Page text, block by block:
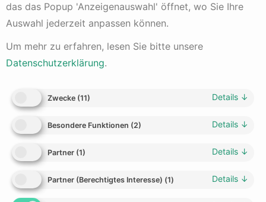
Inflation
Das Unternehmen erzielte in dem betrachteten Zeitraum
2017-2018 (siehe obige Rechnung) ein Umsatzwachstum
Lag die Inflationsrate für diesen Zeitraum unter 5%, z.B.
Umsatzwachstum.
War das Umsatzwachstum dagegen kleiner als die
Inflationsrate, dann hat das Unternehmen rein rechnerisch
ein negatives Umsatzwachstum erwirtschaftet.
War der Artikel lesenswert?
Klicken Sie auf einen Stern, um den Artikel zu bewerten!
das das Popup 'Anzeigenauswahl' öffnet, wo Sie Ihre
Auswahl jederzeit anpassen können.
Um mehr zu erfahren, lesen Sie bitte unsere
Datenschutzerklärung.
Zwecke (11) Details ↓
Besondere Funktionen (2) Details ↓
Partner (1) Details ↓
Partner (Berechtigtes Interesse) (1) Details ↓